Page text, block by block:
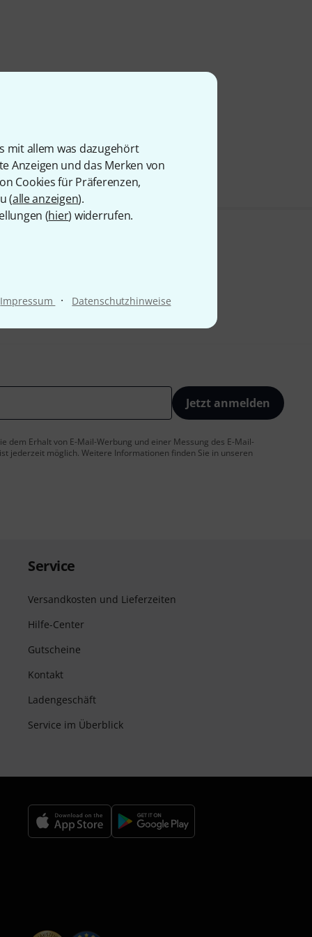
mit allem was dazugehört
Anzeigen und das Merken von
Cookies für Präferenzen,
(alle anzeigen).
(hier) widerrufen.
Impressum · Datenschutzhinweise
Jetzt anmelden
dem Erhalt von E-Mail-Werbung und einer Messung des E-Mail-
jederzeit möglich. Weitere Informationen finden Sie in unseren
Service
Versandkosten und Lieferzeiten
Hilfe-Center
Gutscheine
Kontakt
Ladengeschäft
Service im Überblick